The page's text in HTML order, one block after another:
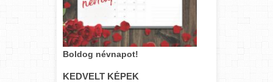
Boldog névnapot!
KEDVELT KÉPEK